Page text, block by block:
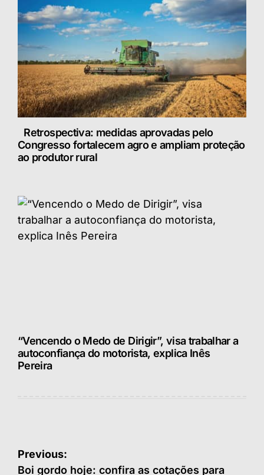
Retrospectiva: medidas aprovadas pelo
Congresso fortalecem agro e ampliam proteção
ao produtor rural
“Vencendo o Medo de Dirigir”, visa trabalhar a
autoconfiança do motorista, explica Inês
Pereira
Navegação
Previous:
Boi gordo hoje: confira as cotações para